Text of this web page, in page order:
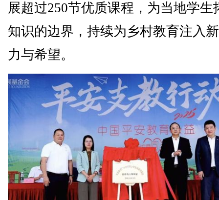
展超过250节优质课程，为当地学生
知识的边界，持续为乡村教育注入
力与希望。